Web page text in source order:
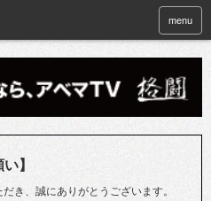
menu
】
き、誠にありがとうございます。